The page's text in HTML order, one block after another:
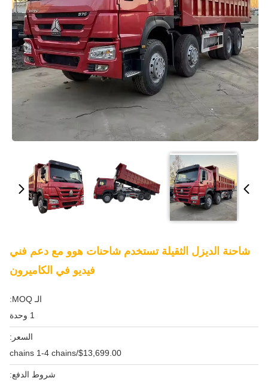
شاحنة الديزل الثقيلة تستخدم شاحنات هوو مع دعم فني
فيديو في الكاميرون
الـ MOQ:
1 وحدة
السعر:
$13,699.00/chains 1-4 chains
شروط الدفع: